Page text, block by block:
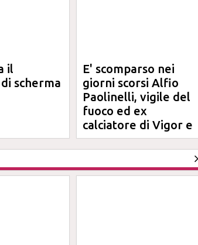
il
scherma
E' scomparso nei
giorni scorsi Alfio
Paolinelli, vigile del
fuoco ed ex
calciatore di Vigor e
Jesina